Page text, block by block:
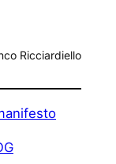
Ricciardiello